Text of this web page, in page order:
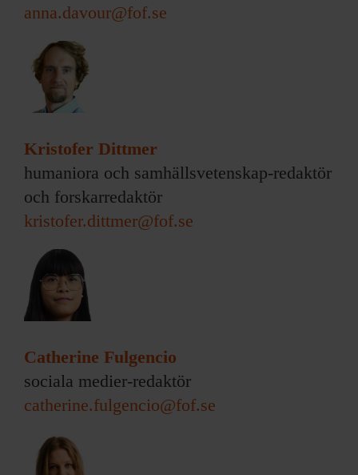
anna.davour@fof.se
Kristofer Dittmer
humaniora och samhällsvetenskap-redaktör
och forskarredaktör
kristofer.dittmer@fof.se
Catherine Fulgencio
sociala medier-redaktör
catherine.fulgencio@fof.se